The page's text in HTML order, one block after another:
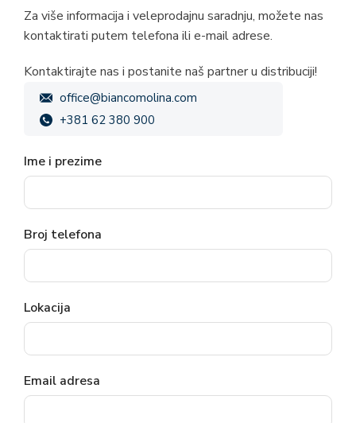
Za više informacija i veleprodajnu saradnju, možete nas
kontaktirati putem telefona ili e-mail adrese.
Kontaktirajte nas i postanite naš partner u distribuciji!
office@biancomolina.com
+381 62 380 900
Ime i prezime
Broj telefona
Lokacija
Email adresa